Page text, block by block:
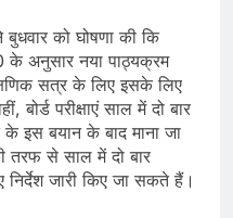
बुधवार को घोषणा की कि
के अनुसार नया पाठ्यक्रम
सत्र के लिए इसके लिए
बोर्ड परीक्षाएं साल में दो बार
के इस बयान के बाद माना जा
तरफ से साल में दो बार
जारी किए जा सकते हैं।